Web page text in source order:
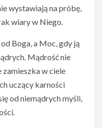
wystawiają na próbę,
wiary w Niego.
Boga, a Moc, gdy ją
Mądrość nie
zamieszka w ciele
uczący karności
od niemądrych myśli,